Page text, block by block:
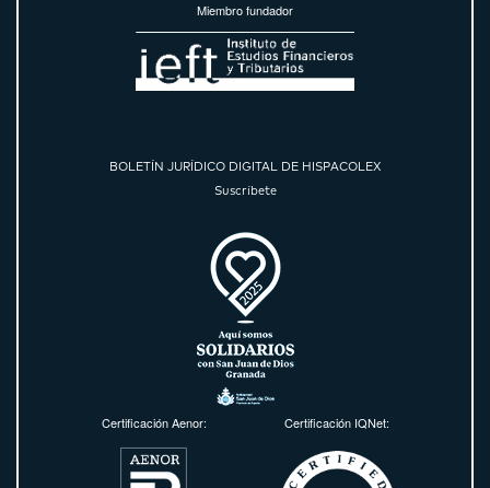
Miembro fundador
BOLETÍN JURÍDICO DIGITAL DE HISPACOLEX
Suscríbete
Certificación Aenor: Certificación IQNet: